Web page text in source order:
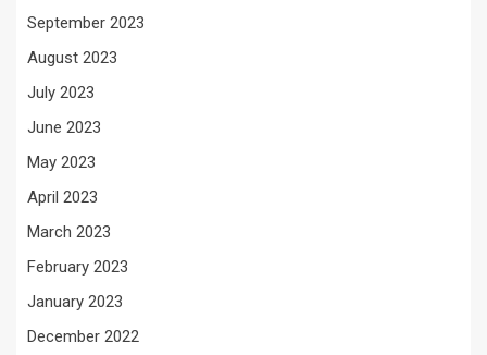
September 2023
August 2023
July 2023
June 2023
May 2023
April 2023
March 2023
February 2023
January 2023
December 2022